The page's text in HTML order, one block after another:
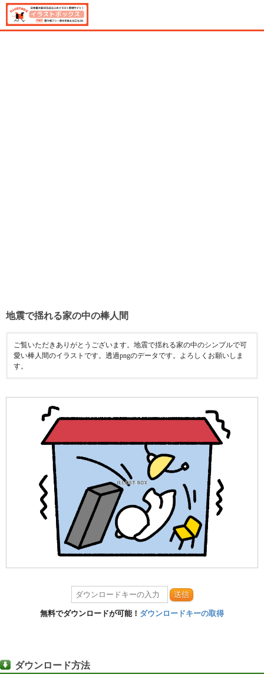
地震で揺れる家の中の棒人間
ご覧いただきありがとうございます。地震で揺れる家の中のシンプルで可
愛い棒人間のイラストです。透過pngのデータです。よろしくお願いしま
す。
送信
無料でダウンロードが可能！ ダウンロードキーの取得
ダウンロード方法